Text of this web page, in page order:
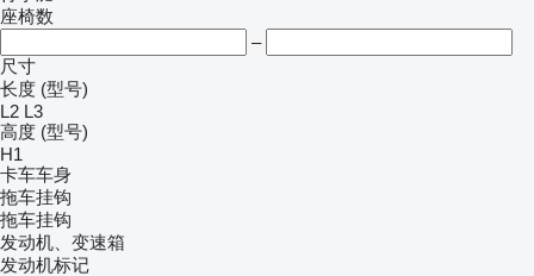
座椅数
–
尺寸
长度 (型号)
L2 L3
高度 (型号)
H1
卡车车身
拖车挂钩
拖车挂钩
发动机、变速箱
发动机标记